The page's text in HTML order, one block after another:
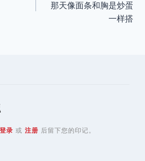
那天像面条和胸是炒蛋
一样搭
登录 或 注册 后留下您的印记。